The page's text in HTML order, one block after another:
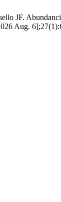
JF.
Aug.